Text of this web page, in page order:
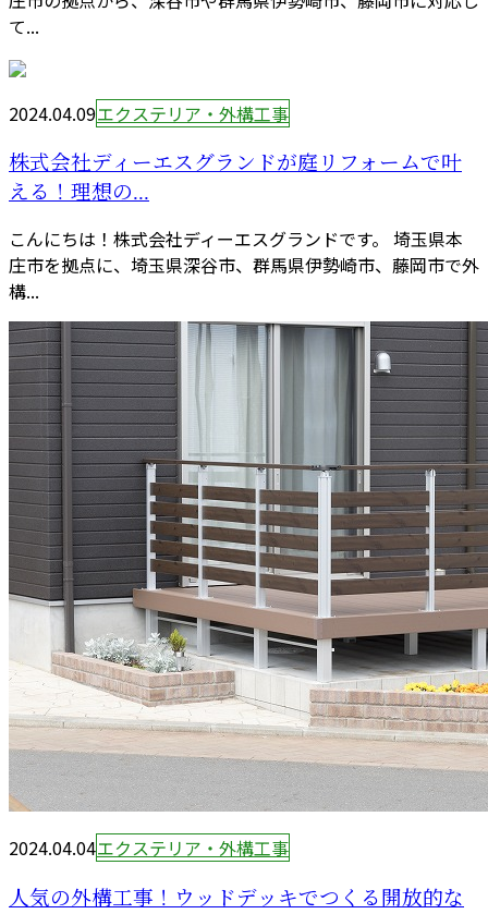
て...
2024.04.09エクステリア・外構工事
株式会社ディーエスグランドが庭リフォームで叶
える！理想の...
こんにちは！株式会社ディーエスグランドです。 埼玉県本
庄市を拠点に、埼玉県深谷市、群馬県伊勢崎市、藤岡市で外
構...
2024.04.04エクステリア・外構工事
人気の外構工事！ウッドデッキでつくる開放的な